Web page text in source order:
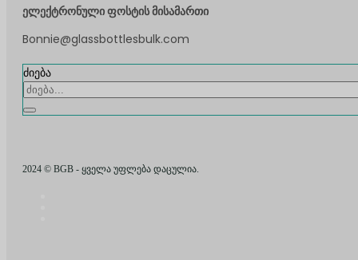
ელექტრონული ფოსტის მისამართი
Bonnie@glassbottlesbulk.com
ძიება
2024 © BGB - ყველა უფლება დაცულია.